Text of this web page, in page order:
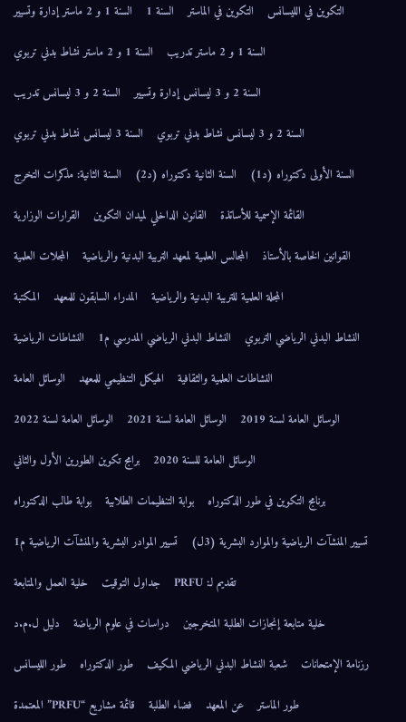
التكوين في الليسانس
التكوين في الماستر السنة 1
السنة 1 و 2 ماستر إدارة وتسيير
السنة 1 و 2 ماستر تدريب
السنة 1 و 2 ماستر نشاط بدني تربوي
السنة 2 و 3 ليسانس إدارة وتسيير
السنة 2 و 3 ليسانس تدريب
السنة 2 و 3 ليسانس نشاط بدني تربوي
السنة 3 ليسانس نشاط بدني تربوي
السنة الأولى دكتوراه (د1)
السنة الثانية دكتوراه (د2)
السنة الثانية: مذكرات التخرج
القائمة الإسمية للأساتذة
القانون الداخلي لميدان التكوين
القرارات الوزارية
القوانين الخاصة بالأستاذ
المجالس العلمية لمعهد التربية البدنية والرياضية
المجلات العلمية
المجلة العلمية للتربية البدنية والرياضية
المدراء السابقون للمعهد
المكتبة
النشاط البدني الرياضي التربوي
النشاط البدني الرياضي المدرسي م1
النشاطات الرياضية
النشاطات العلمية والثقافية
الهيكل التنظيمي للمعهد
الوسائل العامة
الوسائل العامة لسنة 2019
الوسائل العامة لسنة 2021
الوسائل العامة لسنة 2022
الوسائل العامة للسنة 2020
برامج تكوين الطورين الأول والثاني
برنامج التكوين في طور الدكتوراه
بوابة التنظيمات الطلابية
بوابة طالب الدكتوراه
تسيير المنشآت الرياضية والموارد البشرية (3ل)
تسيير الموادر البشرية والمنشآت الرياضية م1
تقديم لـ: PRFU
جداول التوقيت
خلية العمل والمتابعة
خلية متابعة إنجازات الطلبة المتخرجين
دراسات في علوم الرياضة
دليل ل.م.د
رزنامة الإمتحانات
شعبة النشاط البدني الرياضي المكيف طور الدكتوراه
طور الليسانس
طور الماستر
عن المعهد فضاء الطلبة
قائمة مشاريع “PRFU” المعتمدة